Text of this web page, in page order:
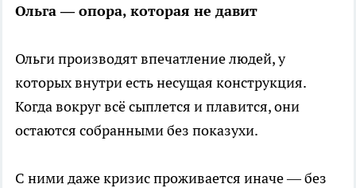
Ольга — опора, которая не давит
Ольги производят впечатление людей, у
которых внутри есть несущая конструкция.
Когда вокруг всё сыплется и плавится, они
остаются собранными без показухи.
С ними даже кризис проживается иначе — без